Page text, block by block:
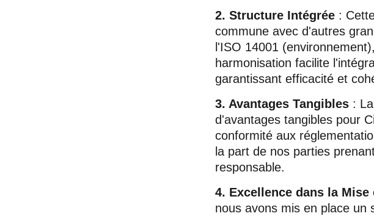
2. Structure Intégrée :
commune avec d'autres
l'ISO 14001
harmonisation facilite
garantissant efficacité et
3. Avantages Tangibles :
d'avantages tangibles pour
conformité aux
la part de nos parties
responsable.
4. Excellence dans la
nous avons mis en place un